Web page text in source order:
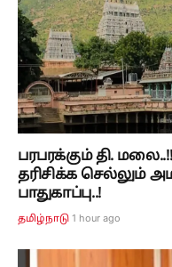
பரபரக்கும் தி.
தரிசிக்க செல்லும்
பாதுகாப்பு..!
தமிழ்நாடு 1 hour ago